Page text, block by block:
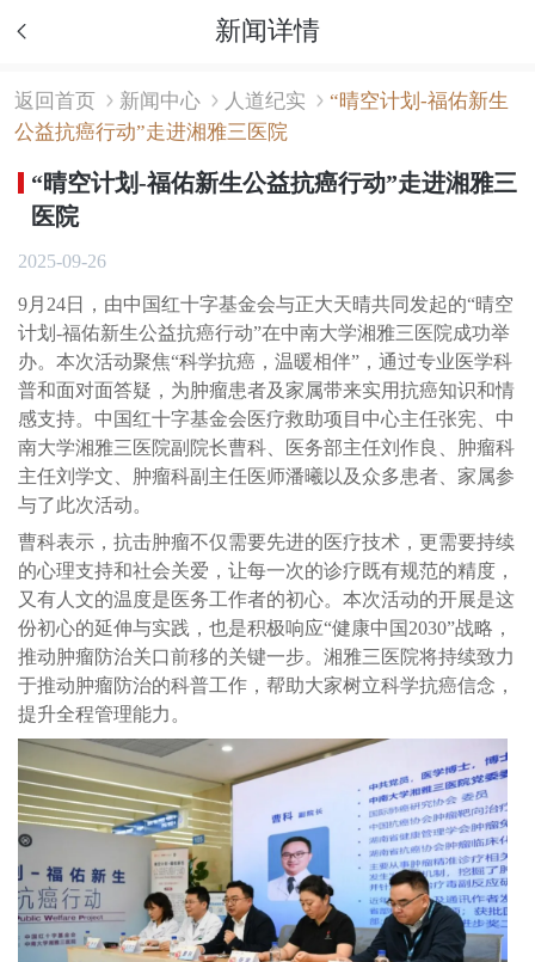
新闻详情
返回首页 新闻中心 人道纪实
“晴空计划-福佑新生
公益抗癌行动”走进湘雅三医院
“晴空计划-福佑新生公益抗癌行动”走进湘雅三
医院
2025-09-26
9月24日，由中国红十字基金会与正大天晴共同发起的“晴空
计划-福佑新生公益抗癌行动”在中南大学湘雅三医院成功举
办。本次活动聚焦“科学抗癌，温暖相伴”，通过专业医学科
普和面对面答疑，为肿瘤患者及家属带来实用抗癌知识和情
感支持。中国红十字基金会医疗救助项目中心主任张宪、中
南大学湘雅三医院副院长曹科、医务部主任刘作良、肿瘤科
主任刘学文、肿瘤科副主任医师潘曦以及众多患者、家属参
与了此次活动。
曹科表示，抗击肿瘤不仅需要先进的医疗技术，更需要持续
的心理支持和社会关爱，让每一次的诊疗既有规范的精度，
又有人文的温度是医务工作者的初心。本次活动的开展是这
份初心的延伸与实践，也是积极响应“健康中国2030”战略，
推动肿瘤防治关口前移的关键一步。湘雅三医院将持续致力
于推动肿瘤防治的科普工作，帮助大家树立科学抗癌信念，
提升全程管理能力。